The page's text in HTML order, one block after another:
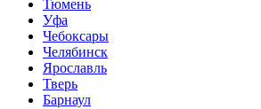
Тюмень
Уфа
Чебоксары
Челябинск
Ярославль
Тверь
Барнаул